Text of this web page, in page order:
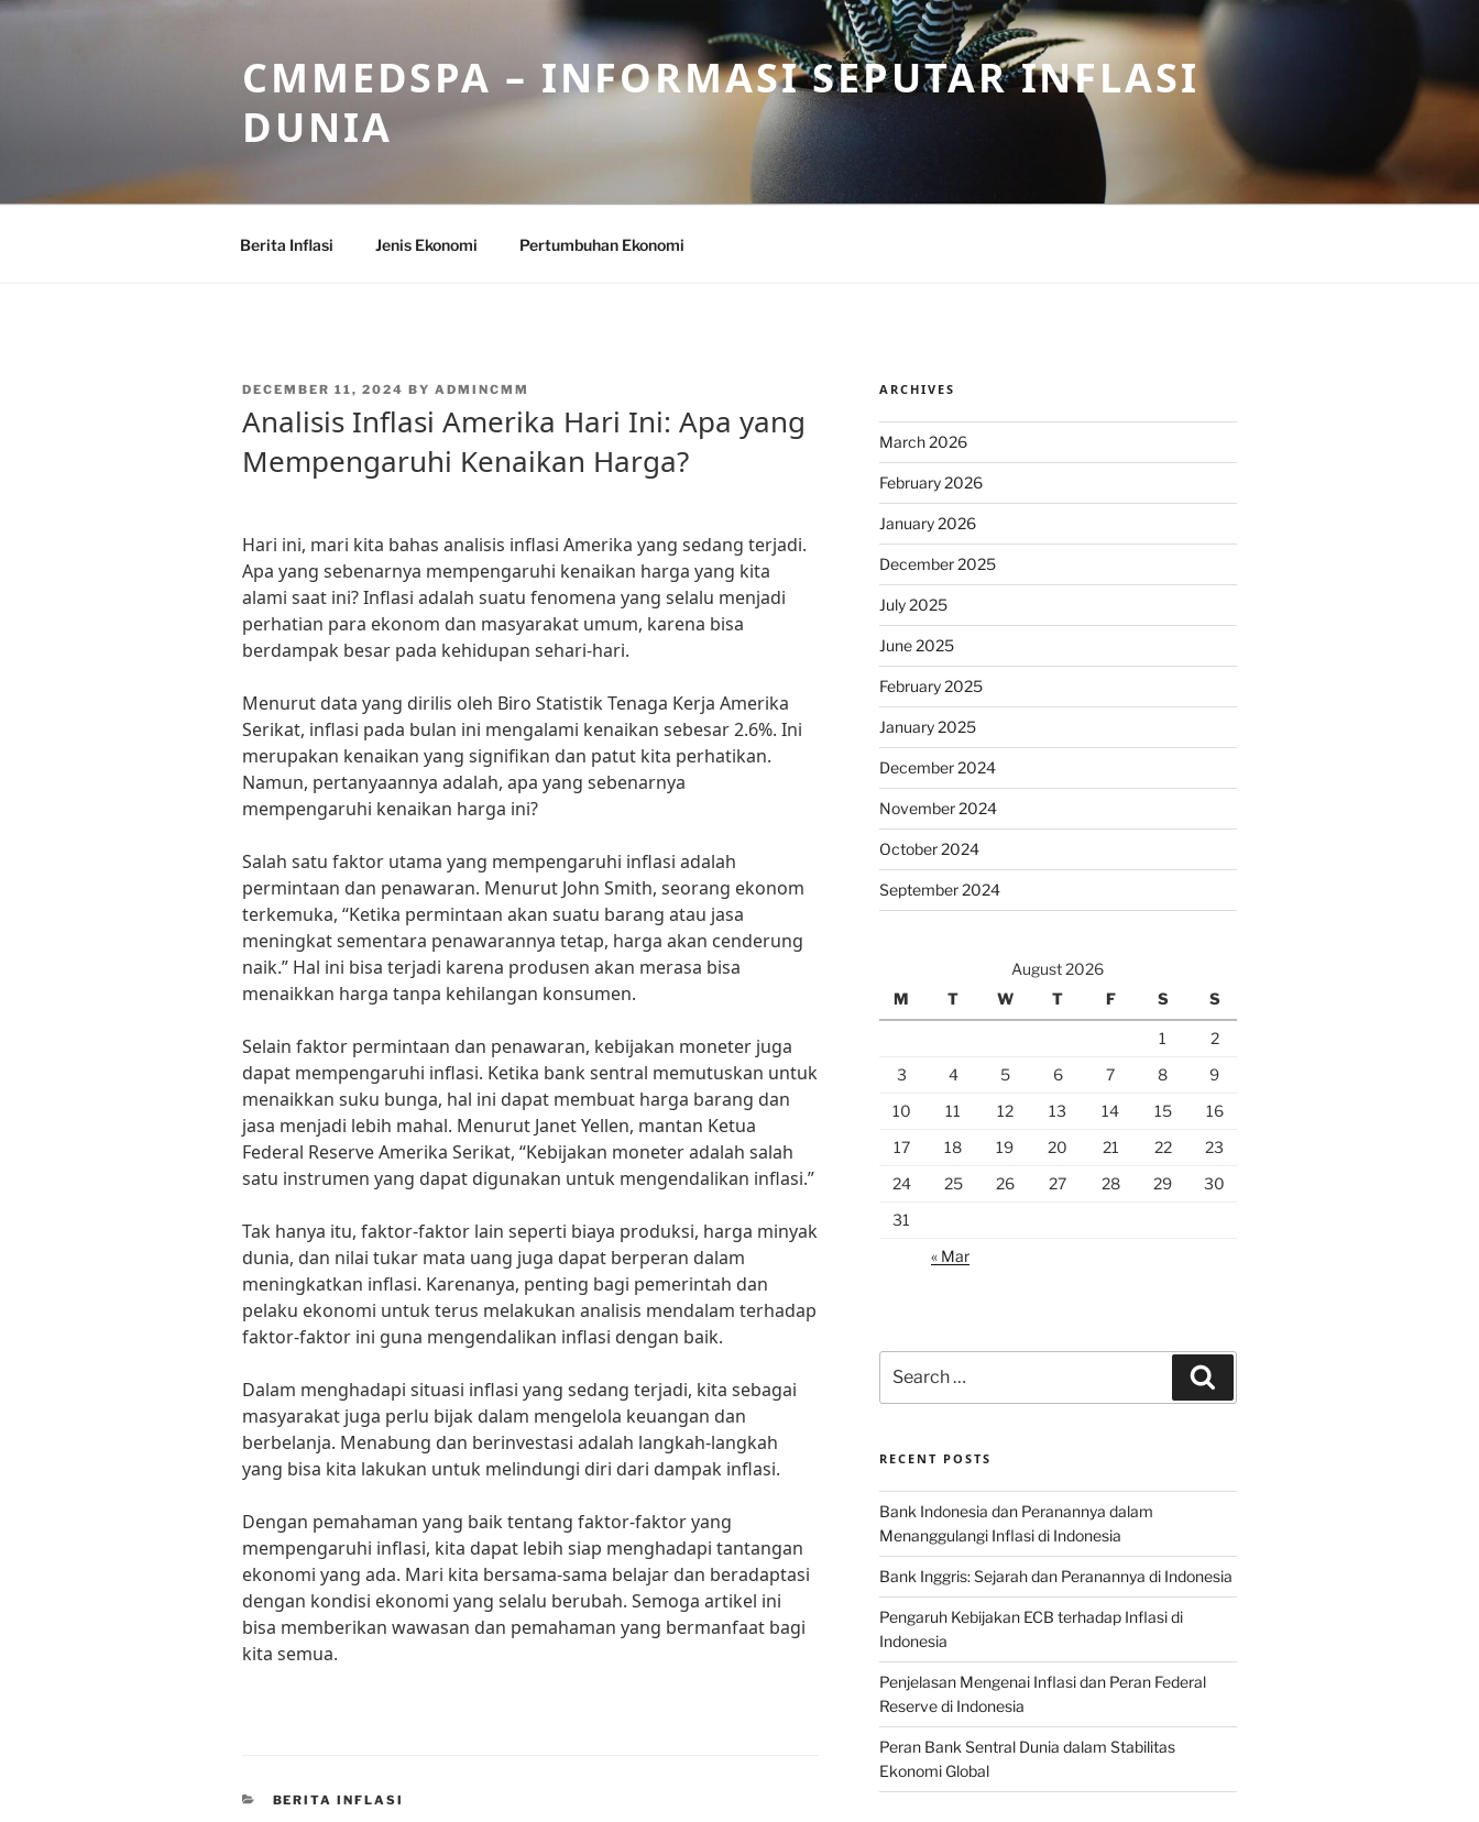
Skip
CMMEDSPA – INFORMASI SEPUTAR INFLASI
DUNIA
Berita Inflasi Jenis Ekonomi Pertumbuhan Ekonomi
POSTED
DECEMBER 11, 2024 BY ADMINCMM
Analisis Inflasi Amerika Hari Ini: Apa yang
Mempengaruhi Kenaikan Harga?
Hari ini, mari kita bahas analisis inflasi Amerika yang sedang terjadi.
Apa yang sebenarnya mempengaruhi kenaikan harga yang kita
alami saat ini? Inflasi adalah suatu fenomena yang selalu menjadi
perhatian para ekonom dan masyarakat umum, karena bisa
berdampak besar pada kehidupan sehari-hari.
Menurut data yang dirilis oleh Biro Statistik Tenaga Kerja Amerika
Serikat, inflasi pada bulan ini mengalami kenaikan sebesar 2.6%. Ini
merupakan kenaikan yang signifikan dan patut kita perhatikan.
Namun, pertanyaannya adalah, apa yang sebenarnya
mempengaruhi kenaikan harga ini?
Salah satu faktor utama yang mempengaruhi inflasi adalah
permintaan dan penawaran. Menurut John Smith, seorang ekonom
terkemuka, “Ketika permintaan akan suatu barang atau jasa
meningkat sementara penawarannya tetap, harga akan cenderung
naik.” Hal ini bisa terjadi karena produsen akan merasa bisa
menaikkan harga tanpa kehilangan konsumen.
Selain faktor permintaan dan penawaran, kebijakan moneter juga
dapat mempengaruhi inflasi. Ketika bank sentral memutuskan untuk
menaikkan suku bunga, hal ini dapat membuat harga barang dan
jasa menjadi lebih mahal. Menurut Janet Yellen, mantan Ketua
Federal Reserve Amerika Serikat, “Kebijakan moneter adalah salah
satu instrumen yang dapat digunakan untuk mengendalikan inflasi.”
Tak hanya itu, faktor-faktor lain seperti biaya produksi, harga minyak
dunia, dan nilai tukar mata uang juga dapat berperan dalam
meningkatkan inflasi. Karenanya, penting bagi pemerintah dan
pelaku ekonomi untuk terus melakukan analisis mendalam terhadap
faktor-faktor ini guna mengendalikan inflasi dengan baik.
Dalam menghadapi situasi inflasi yang sedang terjadi, kita sebagai
masyarakat juga perlu bijak dalam mengelola keuangan dan
berbelanja. Menabung dan berinvestasi adalah langkah-langkah
yang bisa kita lakukan untuk melindungi diri dari dampak inflasi.
Dengan pemahaman yang baik tentang faktor-faktor yang
mempengaruhi inflasi, kita dapat lebih siap menghadapi tantangan
ekonomi yang ada. Mari kita bersama-sama belajar dan beradaptasi
dengan kondisi ekonomi yang selalu berubah. Semoga artikel ini
bisa memberikan wawasan dan pemahaman yang bermanfaat bagi
kita semua.
CATEGORIES
BERITA INFLASI
ARCHIVES
March 2026
February 2026
January 2026
December 2025
July 2025
June 2025
February 2025
January 2025
December 2024
November 2024
October 2024
September 2024
August 2026
M
T W T F S S
1
2
3
4 5 6 7 8
9
10
11 12 13 14 15
16
17
18 19 20 21 22
23
24
25 26 27 28 29
30
31
« Mar
for:
RECENT POSTS
Bank Indonesia dan Peranannya dalam
Menanggulangi Inflasi di Indonesia
Bank Inggris: Sejarah dan Peranannya di Indonesia
Pengaruh Kebijakan ECB terhadap Inflasi di
Indonesia
Penjelasan Mengenai Inflasi dan Peran Federal
Reserve di Indonesia
Peran Bank Sentral Dunia dalam Stabilitas
Ekonomi Global